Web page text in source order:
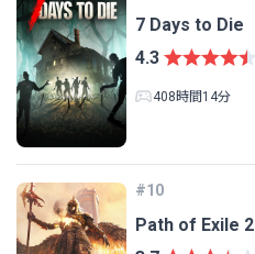
7 Days to Die
4.3
408時間14分
#10
Path of Exile 2